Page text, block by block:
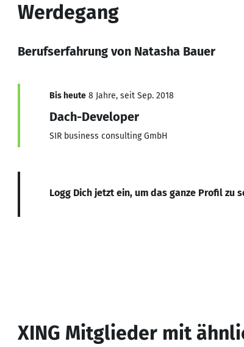
Werdegang
Berufserfahrung von Natasha Bauer
Bis heute 8 Jahre, seit Sep. 2018
Dach-Developer
SIR business consulting GmbH
Logg Dich jetzt ein, um das ganze Profil zu
XING Mitglieder mit